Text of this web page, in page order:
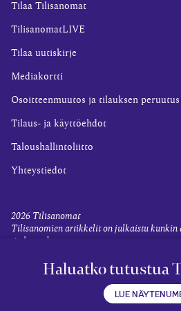
Tilaa Tilisanomat
TilisanomatLIVE
Tilaa uutiskirje
Mediakortti
Osoitteenmuutos ja tilauksen peruutus
Tilaus- ja käyttöehdot
Taloushallintoliitto
Yhteystiedot
2026 Tilisanomat
Tilisanomien artikkelit on julkaistu
tiedon valossa.
EvästevalinnatHaluatko tutustua
LUE